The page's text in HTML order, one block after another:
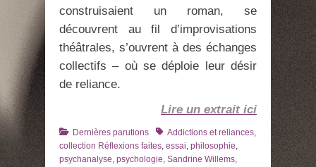
construisaient un roman, se
découvrent au fil d’improvisations
théâtrales, s’ouvrent à des échanges
collectifs – où se déploie leur désir
de reliance.
Lire un extrait ici
Catégories
Dernières parutions TagsAddictions et reliances,
collection Réflexions faites, essai, philosophie,
psychanalyse, psychologie, Sandrine Willems,